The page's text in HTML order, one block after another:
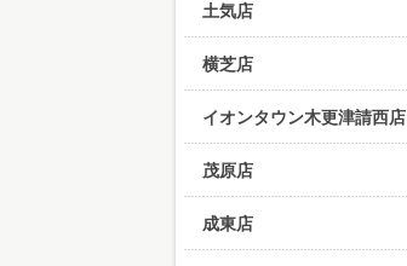
土気店
横芝店
イオンタウン木更津請西店
茂原店
成東店